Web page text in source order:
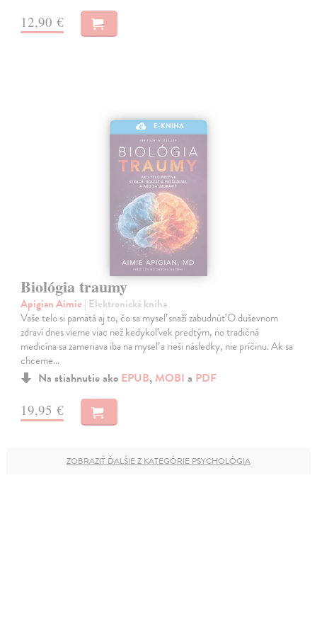
12,90 €
E-KNIHA
Biológia traumy
Apigian Aimie | Elektronická kniha
Vaše telo si pamätá aj to, čo sa myseľ snaží zabudnúť O duševnom
zdraví dnes vieme viac než kedykoľvek predtým, no tradičná
medicína sa zameriava iba na myseľ a rieši následky, nie príčinu. Ak sa
chceme…
Na stiahnutie ako EPUB, MOBI a PDF
19,95 €
ZOBRAZIŤ ĎALŠIE Z KATEGÓRIE PSYCHOLÓGIA